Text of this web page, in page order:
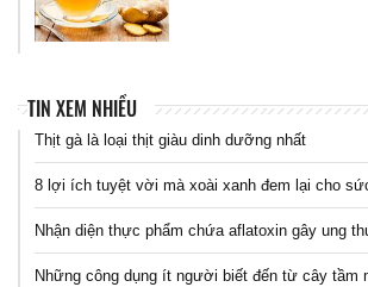
TIN XEM NHIỀU
Thịt gà là loại thịt giàu dinh dưỡng nhất
8 lợi ích tuyệt vời mà xoài xanh đem lại cho
Nhận diện thực phẩm chứa aflatoxin gây ung
Những công dụng ít người biết đến từ cây tầm